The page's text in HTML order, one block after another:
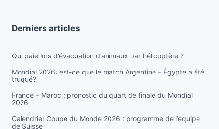
Derniers articles
Qui paie lors d’évacuation d’animaux par hélicoptère ?
Mondial 2026: est-ce que le match Argentine – Égypte a été
truqué?
France – Maroc : pronostic du quart de finale du Mondial
2026
Calendrier Coupe du Monde 2026 : programme de l’équipe
de Suisse